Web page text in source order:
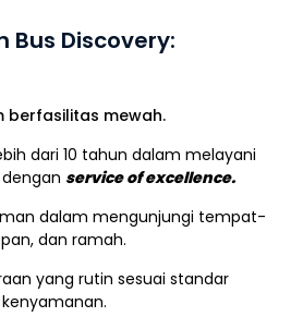
Bus Discovery:
berfasilitas mewah.
dari 10 tahun dalam melayani
service of excellence.
dalam mengunjungi tempat-
dan ramah.
yang rutin sesuai standar